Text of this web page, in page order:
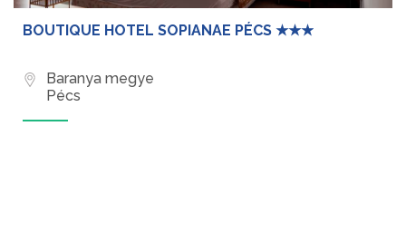
BOUTIQUE HOTEL SOPIANAE PÉCS ★★★
Baranya megye
Pécs